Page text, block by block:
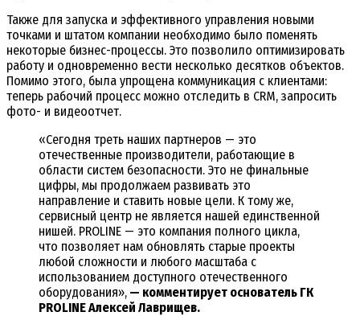
Также для запуска и эффективного управления новыми
точками и штатом компании необходимо было поменять
некоторые бизнес-процессы. Это позволило оптимизировать
работу и одновременно вести несколько десятков объектов.
Помимо этого, была упрощена коммуникация с клиентами:
теперь рабочий процесс можно отследить в CRM, запросить
фото- и видеоотчет.
«Сегодня треть наших партнеров — это
отечественные производители, работающие в
области систем безопасности. Это не финальные
цифры, мы продолжаем развивать это
направление и ставить новые цели. К тому же,
сервисный центр не является нашей единственной
нишей. PROLINE — это компания полного цикла,
что позволяет нам обновлять старые проекты
любой сложности и любого масштаба с
использованием доступного отечественного
оборудования», — комментирует основатель ГК
PROLINE Алексей Лаврищев.